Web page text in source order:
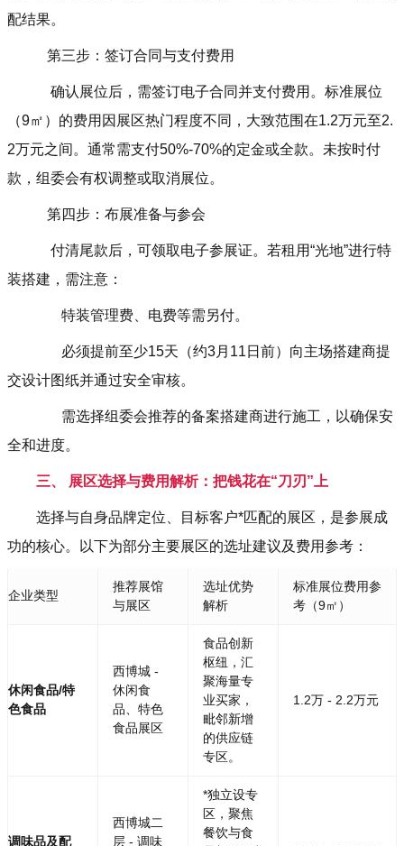
配结果。
第三步：签订合同与支付费用
确认展位后，需签订电子合同并支付费用。标准展位
（9㎡）的费用因展区热门程度不同，大致范围在1.2万元至2.
2万元之间。通常需支付50%-70%的定金或全款。未按时付
款，组委会有权调整或取消展位。
第四步：布展准备与参会
付清尾款后，可领取电子参展证。若租用“光地”进行特
装搭建，需注意：
特装管理费、电费等需另付。
必须提前至少15天（约3月11日前）向主场搭建商提
交设计图纸并通过安全审核。
需选择组委会推荐的备案搭建商进行施工，以确保安
全和进度。
三、 展区选择与费用解析：把钱花在“刀刃”上
选择与自身品牌定位、目标客户*匹配的展区，是参展成
功的核心。以下为部分主要展区的选址建议及费用参考：
企业类型
推荐展馆
与展区
选址优势
解析
标准展位费用参
考（9㎡）
休闲食品/特
色食品
西博城 -
休闲食
品、特色
食品展区
食品创新
枢纽，汇
聚海量专
业买家，
毗邻新增
的供应链
专区。
1.2万 - 2.2万元
调味品及配
西博城二
层 - 调味
*独立设专
区，聚焦
餐饮与食